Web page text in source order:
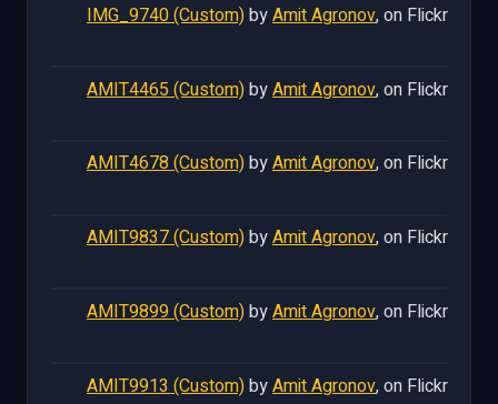
IMG_9740 (Custom)byAmit Agronov, on Flickr
AMIT4465 (Custom)byAmit Agronov, on Flickr
AMIT4678 (Custom)byAmit Agronov, on Flickr
AMIT9837 (Custom)byAmit Agronov, on Flickr
AMIT9899 (Custom)byAmit Agronov, on Flickr
AMIT9913 (Custom)byAmit Agronov, on Flickr